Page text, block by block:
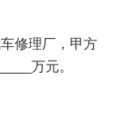
修理厂，甲方
万元。